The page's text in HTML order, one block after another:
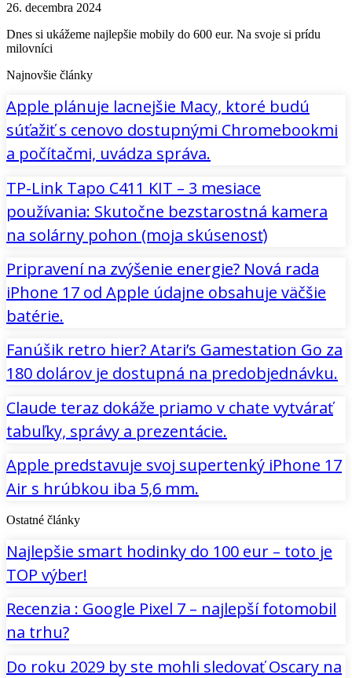
26. decembra 2024
Dnes si ukážeme najlepšie mobily do 600 eur. Na svoje si prídu
milovníci
Najnovšie články
Apple plánuje lacnejšie Macy, ktoré budú
súťažiť s cenovo dostupnými Chromebookmi
a počítačmi, uvádza správa.
TP-Link Tapo C411 KIT – 3 mesiace
používania: Skutočne bezstarostná kamera
na solárny pohon (moja skúsenosť)
Pripravení na zvýšenie energie? Nová rada
iPhone 17 od Apple údajne obsahuje väčšie
batérie.
Fanúšik retro hier? Atari’s Gamestation Go za
180 dolárov je dostupná na predobjednávku.
Claude teraz dokáže priamo v chate vytvárať
tabuľky, správy a prezentácie.
Apple predstavuje svoj supertenký iPhone 17
Air s hrúbkou iba 5,6 mm.
Ostatné články
Najlepšie smart hodinky do 100 eur – toto je
TOP výber!
Recenzia : Google Pixel 7 – najlepší fotomobil
na trhu?
Do roku 2029 by ste mohli sledovať Oscary na